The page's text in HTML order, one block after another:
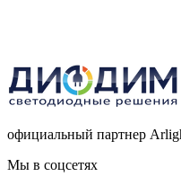
официальный партнер
Мы в соцсетях